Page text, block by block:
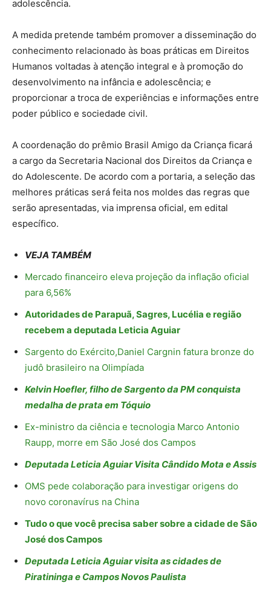
adolescência.
A medida pretende também promover a disseminação do
conhecimento relacionado às boas práticas em Direitos
Humanos voltadas à atenção integral e à promoção do
desenvolvimento na infância e adolescência; e
proporcionar a troca de experiências e informações entre
poder público e sociedade civil.
A coordenação do prêmio Brasil Amigo da Criança ficará
a cargo da Secretaria Nacional dos Direitos da Criança e
do Adolescente. De acordo com a portaria, a seleção das
melhores práticas será feita nos moldes das regras que
serão apresentadas, via imprensa oficial, em edital
específico.
VEJA TAMBÉM
Mercado financeiro eleva projeção da inflação oficial
para 6,56%
Autoridades de Parapuã, Sagres, Lucélia e região
recebem a deputada Leticia Aguiar
Sargento do Exército,Daniel Cargnin fatura bronze do
judô brasileiro na Olimpíada
Kelvin Hoefler, filho de Sargento da PM conquista
medalha de prata em Tóquio
Ex-ministro da ciência e tecnologia Marco Antonio
Raupp, morre em São José dos Campos
Deputada Leticia Aguiar Visita Cândido Mota e Assis
OMS pede colaboração para investigar origens do
novo coronavírus na China
Tudo o que você precisa saber sobre a cidade de São
José dos Campos
Deputada Leticia Aguiar visita as cidades de
Piratininga e Campos Novos Paulista